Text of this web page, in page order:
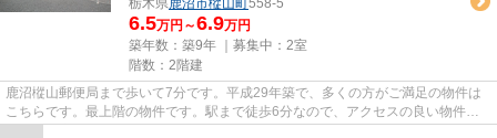
栃木県鹿沼市樅山町 558-5
6.5万円～6.9万円
築年数：築9年 ｜募集中： 2室
階数：2階建
鹿沼樅山郵便局まで歩いて7分です。平成29年築で、多くの方がご満足の物件は
こちらです。最上階の物件です。駅まで徒歩6分なので、アクセスの良い物件で